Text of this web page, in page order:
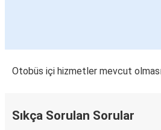
Otobüs içi hizmetler mevcut
Sıkça Sorulan Sorular